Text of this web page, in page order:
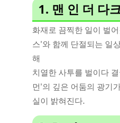
1. 맨 인 더 다
화재로 끔찍한 일이 벌
스'와 함께 단절되는 일
해
치열한 사투를 벌이다
먼'의 깊은 어둠의 광기
실이 밝혀진다.